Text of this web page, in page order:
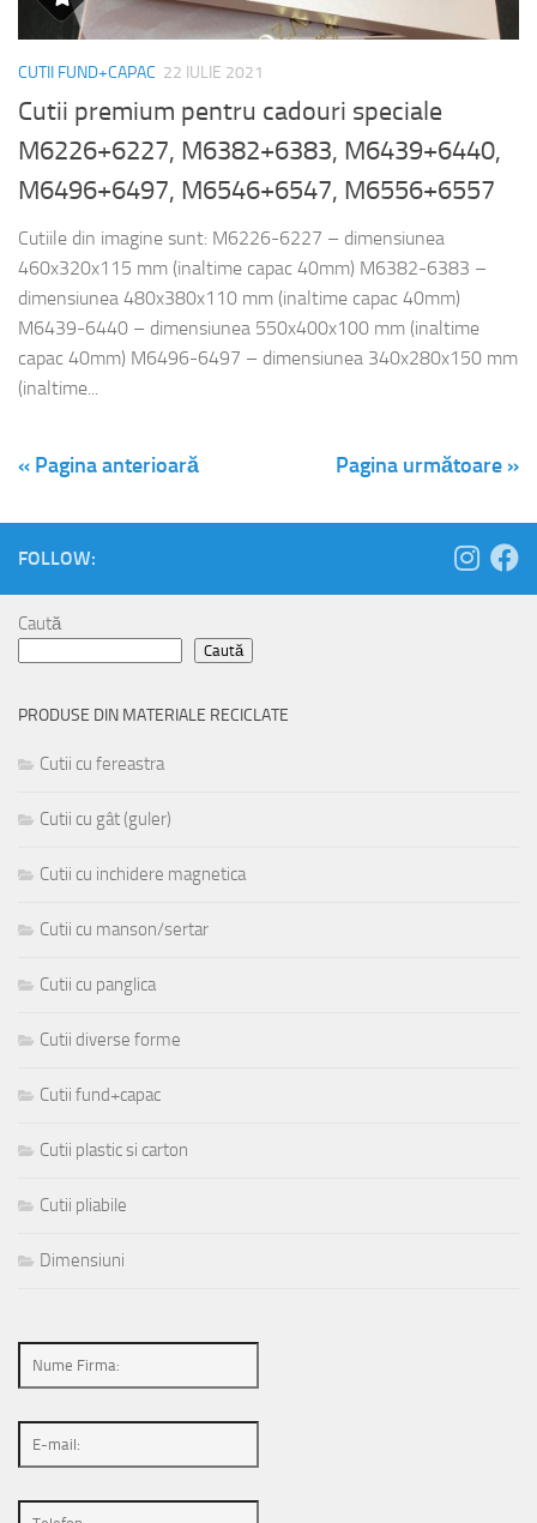
CUTII FUND+CAPAC 22 IULIE 2021
Cutii premium pentru cadouri speciale
M6226+6227, M6382+6383, M6439+6440,
M6496+6497, M6546+6547, M6556+6557
Cutiile din imagine sunt: M6226-6227 – dimensiunea
460x320x115 mm (inaltime capac 40mm) M6382-6383 –
dimensiunea 480x380x110 mm (inaltime capac 40mm)
M6439-6440 – dimensiunea 550x400x100 mm (inaltime
capac 40mm) M6496-6497 – dimensiunea 340x280x150 mm
(inaltime...
« Pagina anterioară Pagina următoare »
FOLLOW:
Caută
Caută
PRODUSE DIN MATERIALE RECICLATE
Cutii cu fereastra
Cutii cu gât (guler)
Cutii cu inchidere magnetica
Cutii cu manson/sertar
Cutii cu panglica
Cutii diverse forme
Cutii fund+capac
Cutii plastic si carton
Cutii pliabile
Dimensiuni